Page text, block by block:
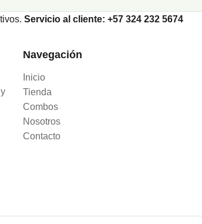
Servicio al cliente: +57 324 232 5674
Navegación
Inicio
Tienda
Combos
Nosotros
Contacto